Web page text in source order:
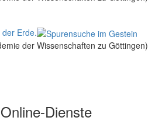
Erde.
der Wissenschaften zu Göttingen)
Online-Dienste